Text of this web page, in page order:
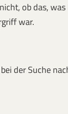
ob das,
war.
der Suche